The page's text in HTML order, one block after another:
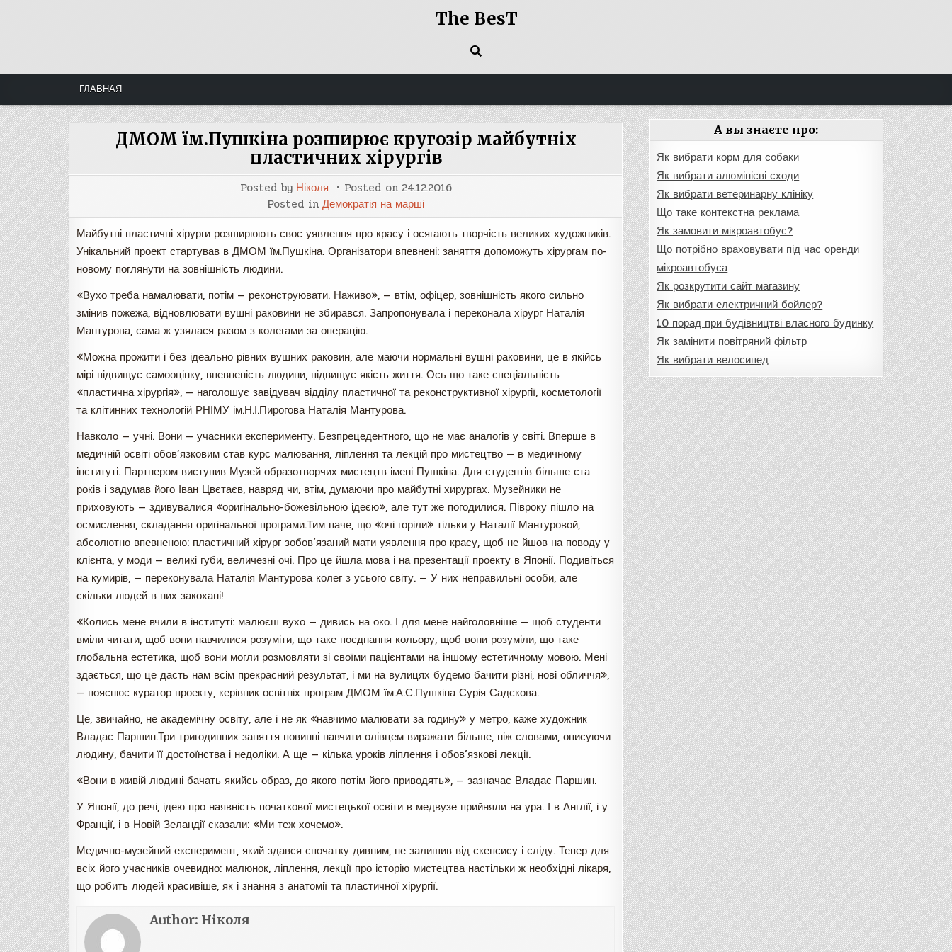
The BesT
ГЛАВНАЯ
ДМОМ їм.Пушкіна розширює кругозір майбутніх
пластичних хірургів
Posted by Ніколя Posted on 24.12.2016
Posted in Демократія на марші
Майбутні пластичні хірурги розширюють своє уявлення про красу і осягають творчість великих художників.
Унікальний проект стартував в ДМОМ їм.Пушкіна. Організатори впевнені: заняття допоможуть хірургам по-
новому поглянути на зовнішність людини.
«Вухо треба намалювати, потім — реконструювати. Наживо», — втім, офіцер, зовнішність якого сильно
змінив пожежа, відновлювати вушні раковини не збирався. Запропонувала і переконала хірург Наталія
Мантурова, сама ж узялася разом з колегами за операцію.
«Можна прожити і без ідеально рівних вушних раковин, але маючи нормальні вушні раковини, це в якійсь
мірі підвищує самооцінку, впевненість людини, підвищує якість життя. Ось що таке спеціальність
«пластична хірургія», — наголошує завідувач відділу пластичної та реконструктивної хірургії, косметології
та клітинних технологій РНІМУ ім.Н.І.Пирогова Наталія Мантурова.
Навколо — учні. Вони — учасники експерименту. Безпрецедентного, що не має аналогів у світі. Вперше в
медичній освіті обов’язковим став курс малювання, ліплення та лекцій про мистецтво — в медичному
інституті. Партнером виступив Музей образотворчих мистецтв імені Пушкіна. Для студентів більше ста
років і задумав його Іван Цвєтаєв, навряд чи, втім, думаючи про майбутні хирургах. Музейники не
приховують — здивувалися «оригінально-божевільною ідеєю», але тут же погодилися. Півроку пішло на
осмислення, складання оригінальної програми.Тим паче, що «очі горіли» тільки у Наталії Мантуровой,
абсолютно впевненою: пластичний хірург зобов’язаний мати уявлення про красу, щоб не йшов на поводу у
клієнта, у моди — великі губи, величезні очі. Про це йшла мова і на презентації проекту в Японії. Подивіться
на кумирів, — переконувала Наталія Мантурова колег з усього світу. — У них неправильні особи, але
скільки людей в них закохані!
«Колись мене вчили в інституті: малюєш вухо — дивись на око. І для мене найголовніше — щоб студенти
вміли читати, щоб вони навчилися розуміти, що таке поєднання кольору, щоб вони розуміли, що таке
глобальна естетика, щоб вони могли розмовляти зі своїми пацієнтами на іншому естетичному мовою. Мені
здається, що це дасть нам всім прекрасний результат, і ми на вулицях будемо бачити різні, нові обличчя»,
— пояснює куратор проекту, керівник освітніх програм ДМОМ їм.А.С.Пушкіна Сурія Садєкова.
Це, звичайно, не академічну освіту, але і не як «навчимо малювати за годину» у метро, каже художник
Владас Паршин.Три тригодинних заняття повинні навчити олівцем виражати більше, ніж словами, описуючи
людину, бачити її достоїнства і недоліки. А ще — кілька уроків ліплення і обов’язкові лекції.
«Вони в живій людині бачать якийсь образ, до якого потім його приводять», — зазначає Владас Паршин.
У Японії, до речі, ідею про наявність початкової мистецької освіти в медвузе прийняли на ура. І в Англії, і у
Франції, і в Новій Зеландії сказали: «Ми теж хочемо».
Медично-музейний експеримент, який здався спочатку дивним, не залишив від скепсису і сліду. Тепер для
всіх його учасників очевидно: малюнок, ліплення, лекції про історію мистецтва настільки ж необхідні лікаря,
що робить людей красивіше, як і знання з анатомії та пластичної хірургії.
Author: Ніколя
А вы знаєте про:
Як вибрати корм для собаки
Як вибрати алюмінієві сходи
Як вибрати ветеринарну клініку
Що таке контекстна реклама
Як замовити мікроавтобус?
Що потрібно враховувати під час оренди
мікроавтобуса
Як розкрутити сайт магазину
Як вибрати електричний бойлер?
10 порад при будівництві власного будинку
Як замінити повітряний фільтр
Як вибрати велосипед